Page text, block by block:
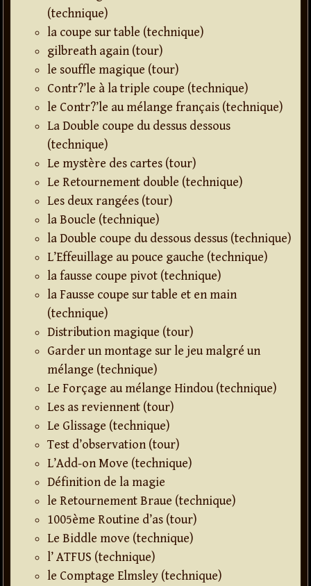
(technique)
la coupe sur table (technique)
gilbreath again (tour)
le souffle magique (tour)
Contr?’le à la triple coupe (technique)
le Contr?’le au mélange français (technique)
La Double coupe du dessus dessous
(technique)
Le mystère des cartes (tour)
Le Retournement double (technique)
Les deux rangées (tour)
la Boucle (technique)
la Double coupe du dessous dessus (technique)
L’Effeuillage au pouce gauche (technique)
la fausse coupe pivot (technique)
la Fausse coupe sur table et en main
(technique)
Distribution magique (tour)
Garder un montage sur le jeu malgré un
mélange (technique)
Le Forçage au mélange Hindou (technique)
Les as reviennent (tour)
Le Glissage (technique)
Test d’observation (tour)
L’Add-on Move (technique)
Définition de la magie
le Retournement Braue (technique)
1005ème Routine d’as (tour)
Le Biddle move (technique)
l’ ATFUS (technique)
le Comptage Elmsley (technique)